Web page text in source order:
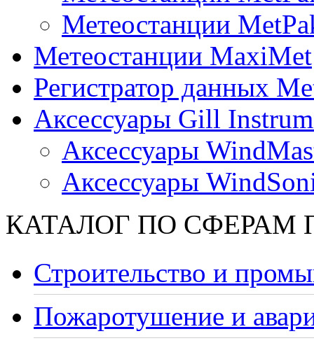
Метеостанции
Метеостанции MaxiMet
Регистратор данных
Аксессуары Gill
Аксессуары
Аксессуары
КАТАЛОГ ПО СФЕРАМ
Строительство и
Пожаротушение и